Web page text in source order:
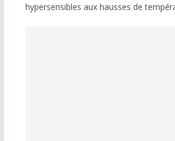
hypersensibles aux hausses de